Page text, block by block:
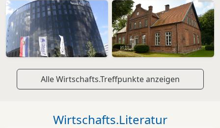
Alle Wirtschafts.Treffpunkte anzeigen
Wirtschafts.Literatur